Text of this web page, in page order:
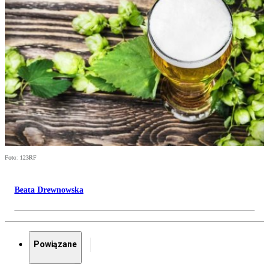
Foto: 123RF
Beata Drewnowska
Powiązane